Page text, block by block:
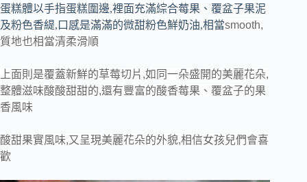
蛋糕體以手指蛋糕圍邊,裡面充滿綜合莓果、覆盆子果泥
及粉色香緹,口感是滿滿的微甜粉色鮮奶油,相當smooth,
質地也相當清柔滑順
上面則是覆蓋新鮮的草莓切片,如同一朵盛開的美麗花朵,
整體滋味酸酸甜甜的,還有豐富的酸香莓果、覆盆子的果
香風味
酸甜果實風味,又呈現美麗花朵的外貌,相信女孩兒們會喜
歡